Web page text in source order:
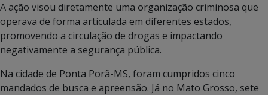
A ação visou diretamente uma organização criminosa que
operava de forma articulada em diferentes estados,
promovendo a circulação de drogas e impactando
negativamente a segurança pública.
Na cidade de Ponta Porã-MS, foram cumpridos cinco
mandados de busca e apreensão. Já no Mato Grosso, sete